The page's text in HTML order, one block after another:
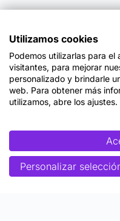
Utilizamos cookies
Podemos utilizarlas para el
visitantes, para mejorar
personalizado y brindarle
web. Para obtener más
utilizamos, abre los ajustes.
Personalizar